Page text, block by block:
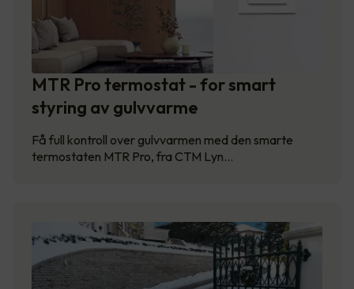
MTR Pro termostat - for smart
styring av gulvvarme
Få full kontroll over gulvvarmen med den smarte
termostaten MTR Pro, fra CTM Lyn…